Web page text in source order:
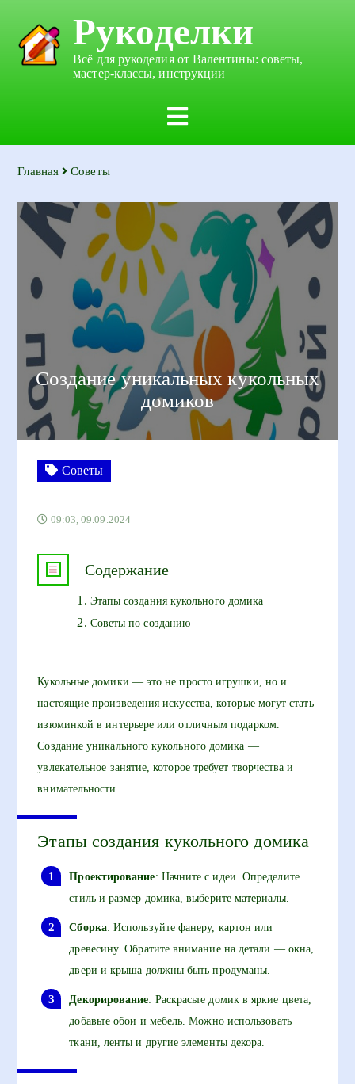
Рукоделки
Всё для рукоделия от Валентины: советы,
мастер-классы, инструкции
Главная Советы
Создание уникальных кукольных
домиков
Советы
09:03, 09.09.2024
Содержание
Этапы создания кукольного домика
Советы по созданию
Кукольные домики — это не просто игрушки, но и
настоящие произведения искусства, которые могут стать
изюминкой в интерьере или отличным подарком.
Создание уникального кукольного домика —
увлекательное занятие, которое требует творчества и
внимательности.
Этапы создания кукольного домика
Проектирование: Начните с идеи. Определите
стиль и размер домика, выберите материалы.
Сборка: Используйте фанеру, картон или
древесину. Обратите внимание на детали — окна,
двери и крыша должны быть продуманы.
Декорирование: Раскрасьте домик в яркие цвета,
добавьте обои и мебель. Можно использовать
ткани, ленты и другие элементы декора.